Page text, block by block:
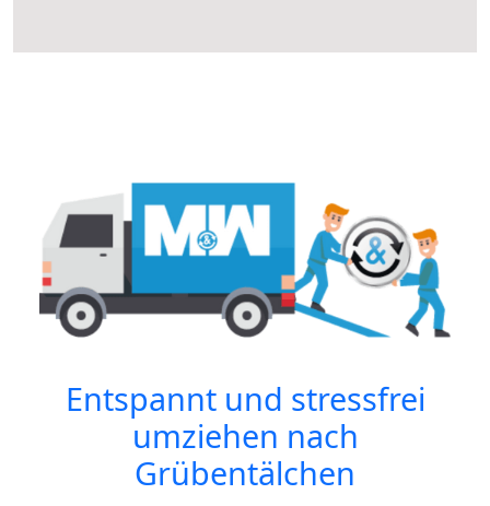
Entspannt und stressfrei
umziehen nach
Grübentälchen